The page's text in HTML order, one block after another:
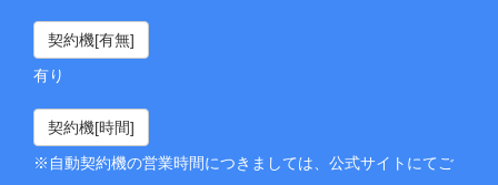
契約機[有無]
有り
契約機[時間]
※自動契約機の営業時間につきましては、公式サイトにてご